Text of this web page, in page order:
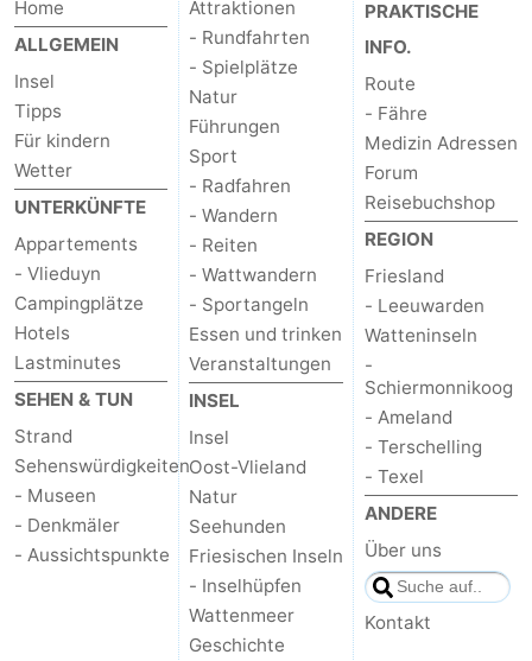
Home
ALLGEMEIN
Insel
Tipps
Für kindern
Wetter
UNTERKÜNFTE
Appartements
- Vlieduyn
Campingplätze
Hotels
Lastminutes
SEHEN & TUN
Strand
Sehenswürdigkeiten
- Museen
- Denkmäler
- Aussichtspunkte
Attraktionen
- Rundfahrten
- Spielplätze
Natur
Führungen
Sport
- Radfahren
- Wandern
- Reiten
- Wattwandern
- Sportangeln
Essen und trinken
Veranstaltungen
INSEL
Insel
Oost-Vlieland
Natur
Seehunden
Friesischen Inseln
- Inselhüpfen
Wattenmeer
Geschichte
PRAKTISCHE
INFO.
Route
- Fähre
Medizin Adressen
Forum
Reisebuchshop
REGION
Friesland
- Leeuwarden
Watteninseln
-
Schiermonnikoog
- Ameland
- Terschelling
- Texel
ANDERE
Über uns
Kontakt